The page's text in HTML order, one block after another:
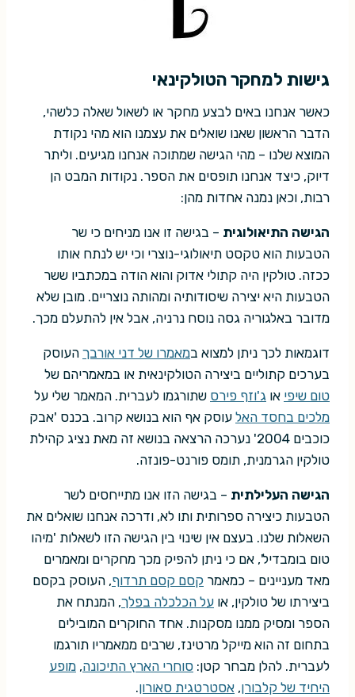
גישות למחקר הטולקינאי
כאשר אנחנו באים לבצע מחקר או לשאול שאלה כלשהי,
הדבר הראשון שאנו שואלים את עצמנו הוא מהי נקודת
המוצא שלנו – מהי הגישה שמתוכה אנחנו מגיעים. וליתר
דיוק, כיצד אנחנו תופסים את הספר. נקודות המבט הן
רבות, וכאן נמנה אחדות מהן:
הגישה התיאולוגית – בגישה זו אנו מניחים כי שר
הטבעות הוא טקסט תיאולוגי-נוצרי וכי יש לנתח אותו
ככזה. טולקין היה קתולי אדוק והוא הודה במכתביו ששר
הטבעות היא יצירה שיסודותיה ומהותה נוצריים. מובן שלא
מדובר באלגוריה גסה נוסח נרניה, אבל אין להתעלם מכך.
דוגמאות לכך ניתן למצוא במאמרו של דני אורבך העוסק
בערכים קתוליים ביצירה הטולקינאית או במאמריהם של
טום שיפי או ג'וזף פירס שתורגמו לעברית. המאמר שלי על
מלכים בחסד האל עוסק אף הוא בנושא קרוב. בכנס 'אבק
כוכבים 2004' נערכה הרצאה בנושא זה מאת נציג קהילת
טולקין הגרמנית, תומס פורנט-פונזה.
הגישה העלילתית – בגישה הזו אנו מתייחסים לשר
הטבעות כיצירה ספרותית ותו לא, ודרכה אנחנו שואלים את
השאלות שלנו. בעצם אין שינוי בין הגישה הזו לשאלות 'מיהו
טום בומבדיל', אם כי ניתן להפיק מכך מחקרים ומאמרים
מאד מעניינים – כמאמר קסם קסם תרדוף, העוסק בקסם
ביצירתו של טולקין, או על הכלכלה בפלך, המנתח את
הספר ומסיק ממנו מסקנות. אחד החוקרים המובילים
בתחום זה הוא מייקל מרטינז, שרבים ממאמריו תורגמו
לעברית. להלן מבחר קטן: סוחרי הארץ התיכונה, מופע
היחיד של קלבורן, אסטרטגית סאורון.